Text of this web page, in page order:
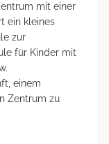
mit einer
ein kleines
zur
für Kinder mit
einem
Zentrum zu